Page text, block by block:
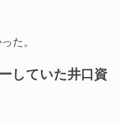
た。
していた井口資